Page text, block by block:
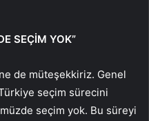
SEÇİM YOK”
de müteşekkiriz. Genel
seçim sürecini
seçim yok. Bu süreyi